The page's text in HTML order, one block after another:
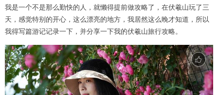
我是一个不是那么勤快的人，就懒得提前做攻略了，在伏羲山玩了三
天，感觉特别的开心，这么漂亮的地方，我居然这么晚才知道，所以
我得写篇游记记录一下，并分享一下我的伏羲山旅行攻略。